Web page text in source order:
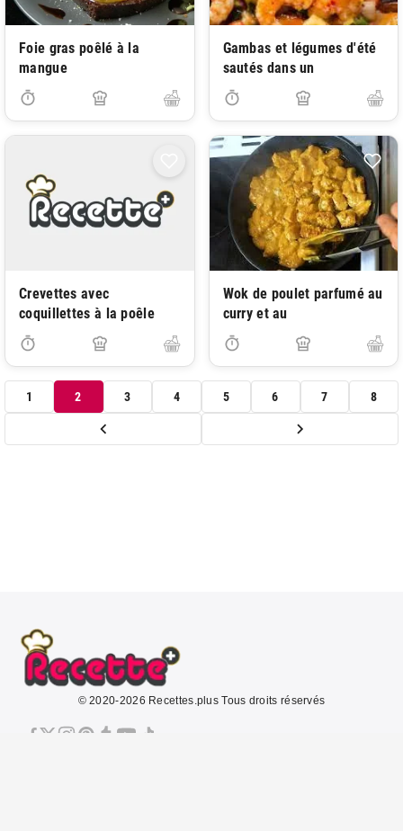
Foie gras poêlé à la
mangue
Gambas et légumes d'été
sautés dans un
Crevettes avec
coquillettes à la poêle
Wok de poulet parfumé au
curry et au
1 2 3 4 5 6 7 8
© 2020-2026 Recettes.plus Tous droits réservés